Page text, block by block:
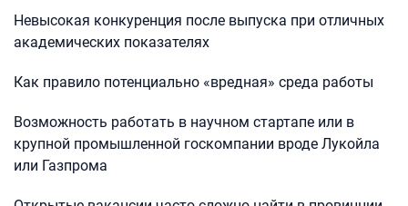
Невысокая конкуренция после выпуска при отличных
академических показателях
Как правило потенциально «вредная» среда работы
Возможность работать в научном стартапе или в
крупной промышленной госкомпании вроде Лукойла
или Газпрома